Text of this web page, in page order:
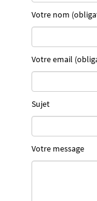
Votre nom
Votre email
Sujet
Votre message